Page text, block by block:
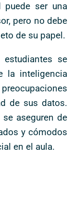
puede ser una
pero no debe
de su papel.
se
la inteligencia
de sus datos.
aseguren de
y cómodos
en el aula.